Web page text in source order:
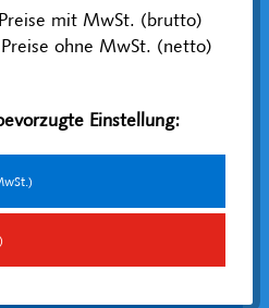
mit MwSt. (brutto)
ohne MwSt. (netto)
Einstellung: